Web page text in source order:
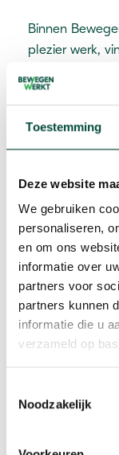
Toestemming
Deze website
We gebruiken
personaliseren,
en om ons
informatie over
partners voor
partners kunnen
informatie die u
verzameld op
Noodzakelijk
Binnen
plezier werk,
een (nieuwe)
ontdekken
kan doen om
Wat drijft
Als Bewegen
enthousiasme
krijgen. Mijn
zet ik in om te
Het
deelnemer het
betrekking tot